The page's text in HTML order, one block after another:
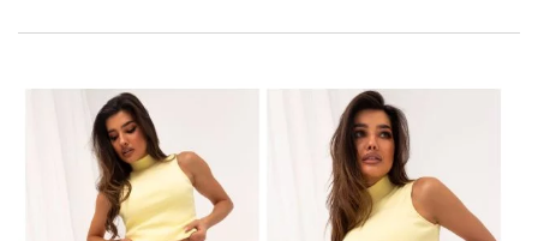
znáte tento styl?
Módní sukně s volánkem na léto
vyznačující se lehkostí,
vzdušností a romantickým vzhledem. Vyrobená z měkkých
vzdušných materiálů, jako je bavlna a nebeský šifon, je
volánová sukně ideální pro teplé letní dny. Styly of these